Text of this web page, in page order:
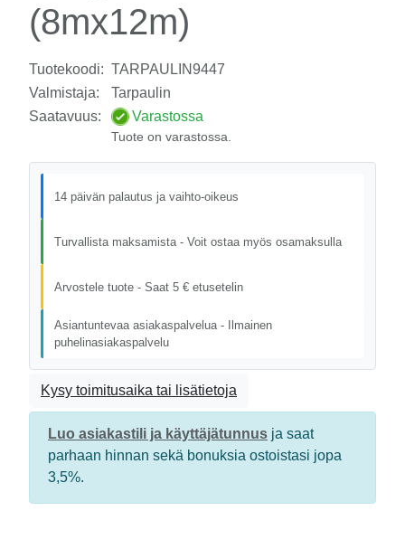
(8mx12m)
Tuotekoodi: TARPAULIN9447
Valmistaja:
Tarpaulin
Saatavuus:
Varastossa
Tuote on varastossa.
14 päivän palautus ja vaihto-oikeus
Turvallista maksamista - Voit ostaa myös osamaksulla
Arvostele tuote - Saat 5 € etusetelin
Asiantuntevaa asiakaspalvelua - Ilmainen
puhelinasiakaspalvelu
Kysy toimitusaika tai lisätietoja
Luo asiakastili ja käyttäjätunnus ja saat
parhaan hinnan sekä bonuksia ostoistasi jopa
3,5%.